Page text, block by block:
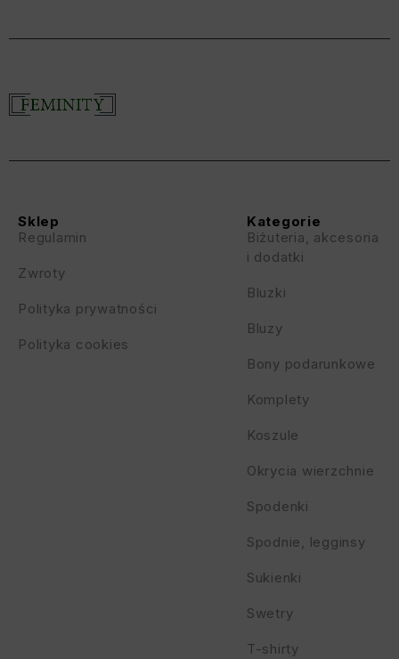
Kategorie
Biżuteria, akcesoria
i dodatki
Bluzki
Bluzy
Bony podarunkowe
Komplety
Koszule
Okrycia wierzchnie
Spodenki
Spodnie, legginsy
Sukienki
Swetry
T-shirty
Sklep
Regulamin
Zwroty
Polityka prywatności
Polityka cookies